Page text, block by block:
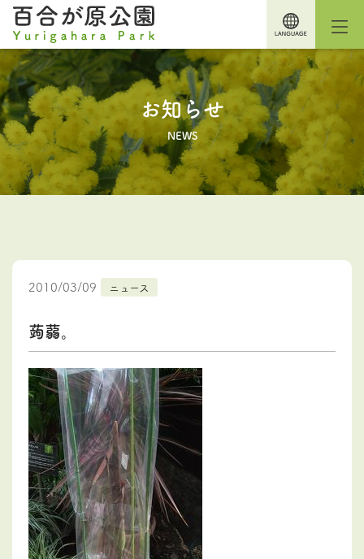
お知らせ
NEWS
2010/03/09 ニュース
蒟蒻。